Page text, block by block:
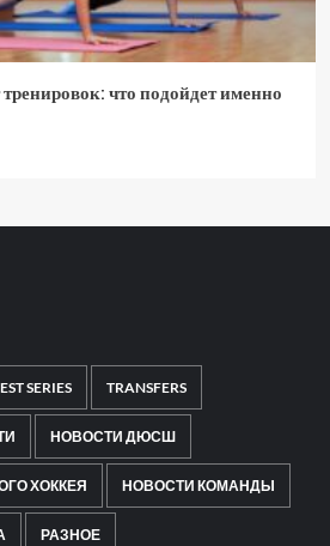
что подойдет именно
SERIES TRANSFERS
НОВОСТИ ДЮСШ
ХОККЕЯ НОВОСТИ КОМАНДЫ
РАЗНОЕ